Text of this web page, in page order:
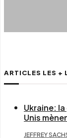
ARTICLES LES +
Ukraine:
Unis
JEFFREY